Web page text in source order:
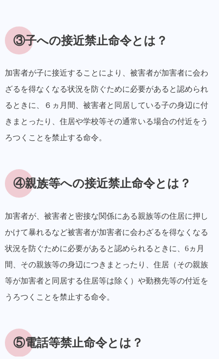
③子への接近禁止命令とは？
加害者が子に接近することにより、被害者が加害者に会わ
ざるを得なくなる状況を防ぐために必要があると認められ
るときに、６ヵ月間、被害者と同居している子の身辺に付
きまとったり、住居や学校等その通常いる場合の付近をう
ろつくことを禁止する命令。
④親族等への接近禁止命令とは？
加害者が、被害者と密接な関係にある親族等の住居に押し
かけて暴れるなど被害者が加害者に会わざるを得なくなる
状況を防ぐために必要があると認められるときに、6ヵ月
間、その親族等の身辺につきまとったり、住居（その親族
等が加害者と同居する住居等は除く）や勤務先等の付近を
うろつくことを禁止する命令。
⑤電話等禁止命令とは？